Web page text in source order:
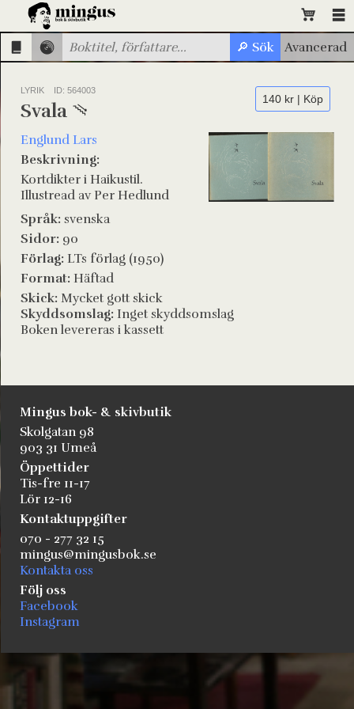
LYRIK ID: 564003
140 kr | Köp
Svala
Englund Lars
Beskrivning:
Kortdikter i Haikustil.
Illustread av Per Hedlund
Språk: svenska
Sidor: 90
Förlag: LTs förlag (1950)
Format: Häftad
Skick: Mycket gott skick
Skyddsomslag: Inget skyddsomslag
Boken levereras i kassett
Mingus bok- & skivbutik
Skolgatan 98
903 31 Umeå
Öppettider
Tis-fre 11-17
Lör 12-16
Kontaktuppgifter
070 - 277 32 15
mingus@mingusbok.se
Kontakta oss
Följ oss
Facebook
Instagram